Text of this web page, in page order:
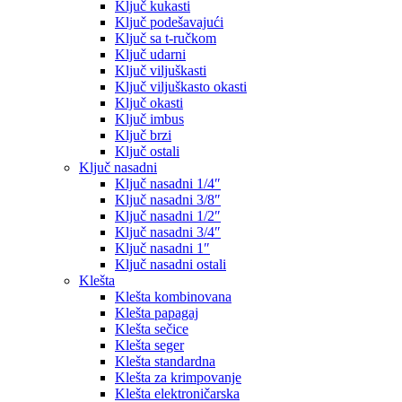
Ključ kukasti
Ključ podešavajući
Ključ sa t-ručkom
Ključ udarni
Ključ viljuškasti
Ključ viljuškasto okasti
Ključ okasti
Ključ imbus
Ključ brzi
Ključ ostali
Ključ nasadni
Ključ nasadni 1/4″
Ključ nasadni 3/8″
Ključ nasadni 1/2″
Ključ nasadni 3/4″
Ključ nasadni 1″
Ključ nasadni ostali
Klešta
Klešta kombinovana
Klešta papagaj
Klešta sečice
Klešta seger
Klešta standardna
Klešta za krimpovanje
Klešta elektroničarska